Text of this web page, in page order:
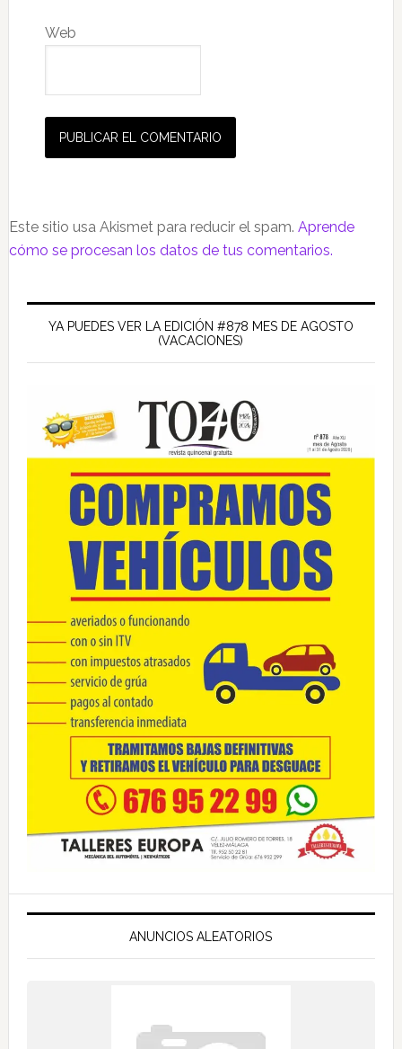
Web
Este sitio usa Akismet para reducir el spam. Aprende
cómo se procesan los datos de tus comentarios.
YA PUEDES VER LA EDICIÓN #878 MES DE AGOSTO
(VACACIONES)
ANUNCIOS ALEATORIOS